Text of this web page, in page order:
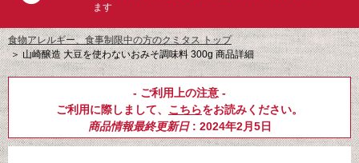
ます
食物アレルギー、食事制限中の方のクミタス トップ
＞山崎醸造 大豆を使わないおみそ調味料 300g 商品詳細
- ご利用上の注意 -
ご利用に際しまして、 こちらをお読みください。
商品情報最終更新日: 2024年2月5日